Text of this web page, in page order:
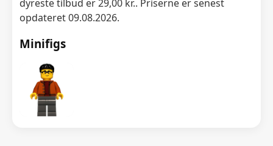
dyreste tilbud er 29,00 kr.. Priserne er senest
opdateret 09.08.2026.
Minifigs